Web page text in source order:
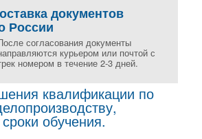
документов
России
согласования документы
курьером или почтой с
номером в течение 2-3 дней.
квалификации по
обучения.